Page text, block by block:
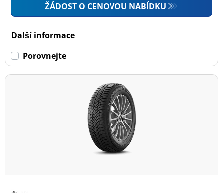
ŽÁDOST O CENOVOU NABÍDKU
Další informace
Porovnejte